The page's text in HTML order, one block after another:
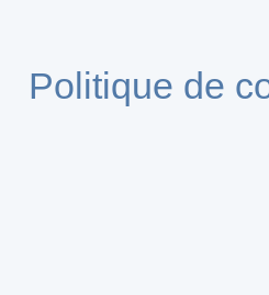
Politique de